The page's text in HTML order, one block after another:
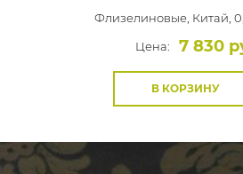
Флизелиновые, Китай,
Цена:
7 830
В КОРЗИНУ